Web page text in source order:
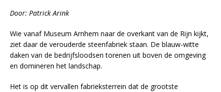
Door: Patrick Arink
Wie vanaf Museum Arnhem naar de overkant van de Rijn kijkt,
ziet daar de verouderde steenfabriek staan. De blauw-witte
daken van de bedrijfsloodsen torenen uit boven de omgeving
en domineren het landschap.
Het is op dit vervallen fabrieksterrein dat de grootste